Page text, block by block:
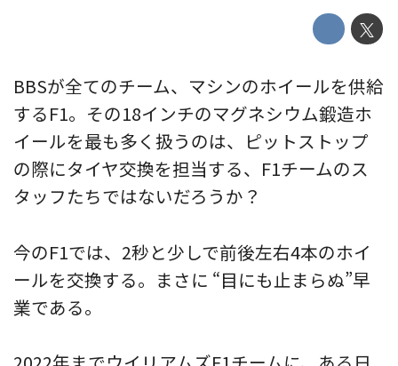
BBSが全てのチーム、マシンのホイールを供給
するF1。その18インチのマグネシウム鍛造ホ
イールを最も多く扱うのは、ピットストップ
の際にタイヤ交換を担当する、F1チームのス
タッフたちではないだろうか？
今のF1では、2秒と少しで前後左右4本のホイ
ールを交換する。まさに “目にも止まらぬ”早
業である。